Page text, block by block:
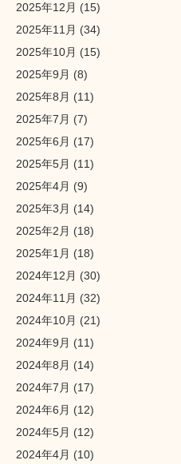
2025年12月 (15)
2025年11月 (34)
2025年10月 (15)
2025年9月 (8)
2025年8月 (11)
2025年7月 (7)
2025年6月 (17)
2025年5月 (11)
2025年4月 (9)
2025年3月 (14)
2025年2月 (18)
2025年1月 (18)
2024年12月 (30)
2024年11月 (32)
2024年10月 (21)
2024年9月 (11)
2024年8月 (14)
2024年7月 (17)
2024年6月 (12)
2024年5月 (12)
2024年4月 (10)